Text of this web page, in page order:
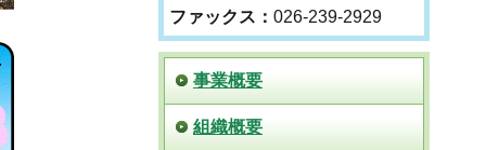
ファックス： 026-239-2929
事業概要
組織概要